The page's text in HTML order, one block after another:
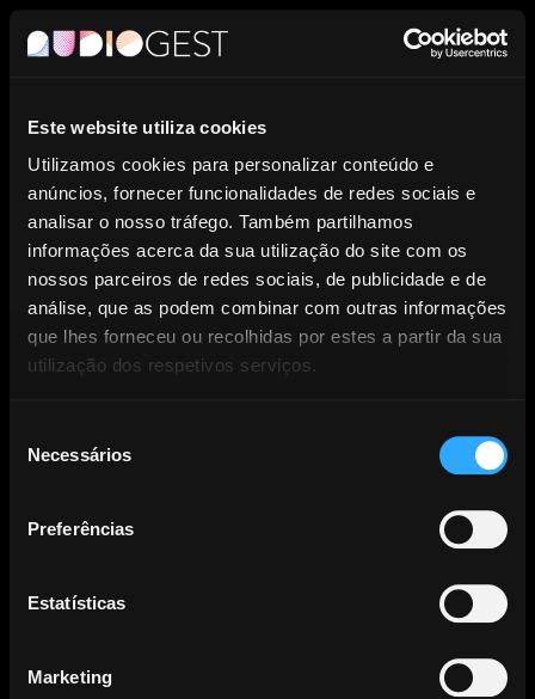
Este website utiliza cookies
Utilizamos cookies para personalizar conteúdo e
anúncios, fornecer funcionalidades de redes sociais e
analisar o nosso tráfego. Também partilhamos
informações acerca da sua utilização do site com os
nossos parceiros de redes sociais, de publicidade e de
análise, que as podem combinar com outras informações
que lhes forneceu ou recolhidas por estes a partir da sua
utilização dos respetivos serviços.
Necessários
Preferências
Estatísticas
Marketing
PT
Entidade de Gestão Coletiva de
Direitos dos Produtores
Fonográficos.
NOTÍCIAS
para ver
PARTILHAR